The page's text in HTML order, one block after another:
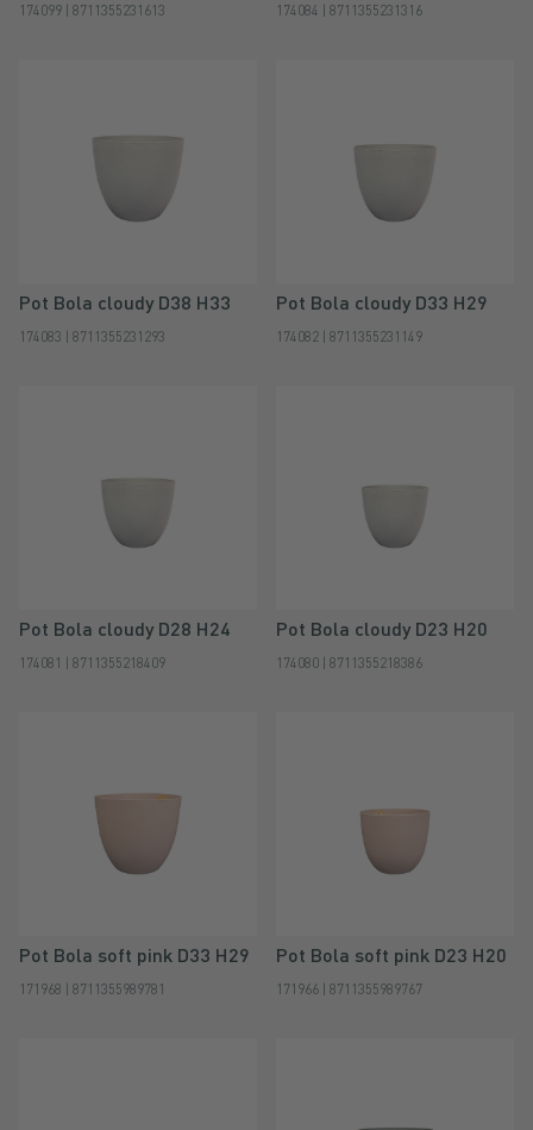
174099 | 8711355231613 174084 | 8711355231316
174083 | 8711355231293
Pot Bola cloudy D38 H33
174082 | 8711355231149
Pot Bola cloudy D33 H29
174081 | 8711355218409
Pot Bola cloudy D28 H24
174080 | 8711355218386
Pot Bola cloudy D23 H20
171968 | 8711355989781
Pot Bola soft pink D33 H29
171966 | 8711355989767
Pot Bola soft pink D23 H20